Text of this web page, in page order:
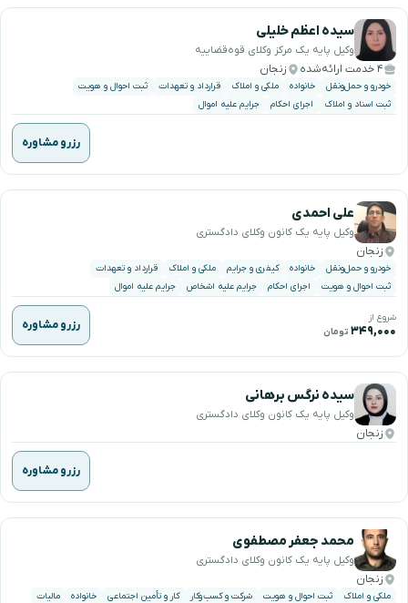
سیده اعظم خلیلی
وکیل پایه یک مرکز وکلای قوه‌قضاییه
۴ خدمت ارائه‌شده زنجان
خودرو و حمل‌ونقل خانواده ملکی و املاک قرارداد و تعهدات
ثبت احوال و هویت
ثبت اسناد و املاک
اجرای احکام جرایم علیه اموال
رزرو مشاوره
علی احمدی
وکیل پایه یک کانون وکلای دادگستری
زنجان
خودرو و حمل‌ونقل خانواده کیفری و جرایم ملکی و املاک
قرارداد و تعهدات
ثبت احوال و هویت
اجرای احکام جرایم علیه اشخاص جرایم علیه اموال
شروع از
۳۴۹,۰۰۰ تومان رزرو مشاوره
سیده نرگس برهانی
وکیل پایه یک کانون وکلای دادگستری
زنجان
رزرو مشاوره
محمد جعفر مصطفوی
وکیل پایه یک کانون وکلای دادگستری
زنجان
ملکی و املاک ثبت احوال و هویت شرکت و کسب‌وکار کار و تأمین اجتماعی خانواده
مالیات